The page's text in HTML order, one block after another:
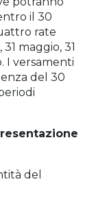
il 30
rate
maggio, 31
I versamenti
del 30
del